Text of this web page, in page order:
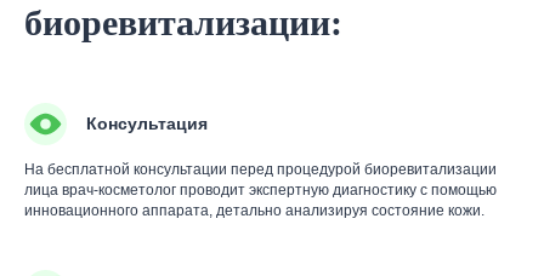
биоревитализации:
Консультация
На бесплатной консультации перед процедурой биоревитализации
лица врач-косметолог проводит экспертную диагностику с помощью
инновационного аппарата, детально анализируя состояние кожи.